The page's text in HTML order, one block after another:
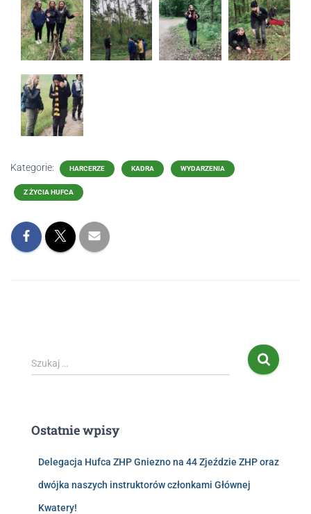
Kategorie: HARCERZE KADRA WYDARZENIA
Z ŻYCIA HUFCA
Szukaj …
Ostatnie wpisy
Delegacja Hufca ZHP Gniezno na 44 Zjeździe ZHP oraz
dwójka naszych instruktorów członkami Głównej
Kwatery!